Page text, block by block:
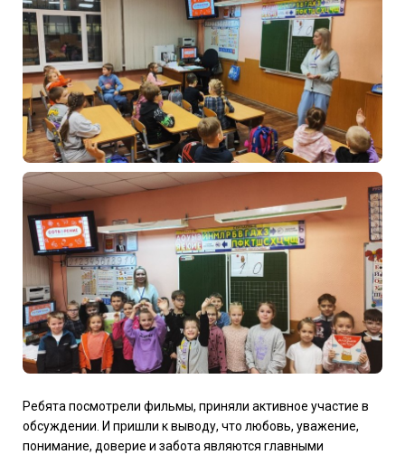
Ребята посмотрели фильмы, приняли активное участие в
обсуждении. И пришли к выводу, что любовь, уважение,
понимание, доверие и забота являются главными